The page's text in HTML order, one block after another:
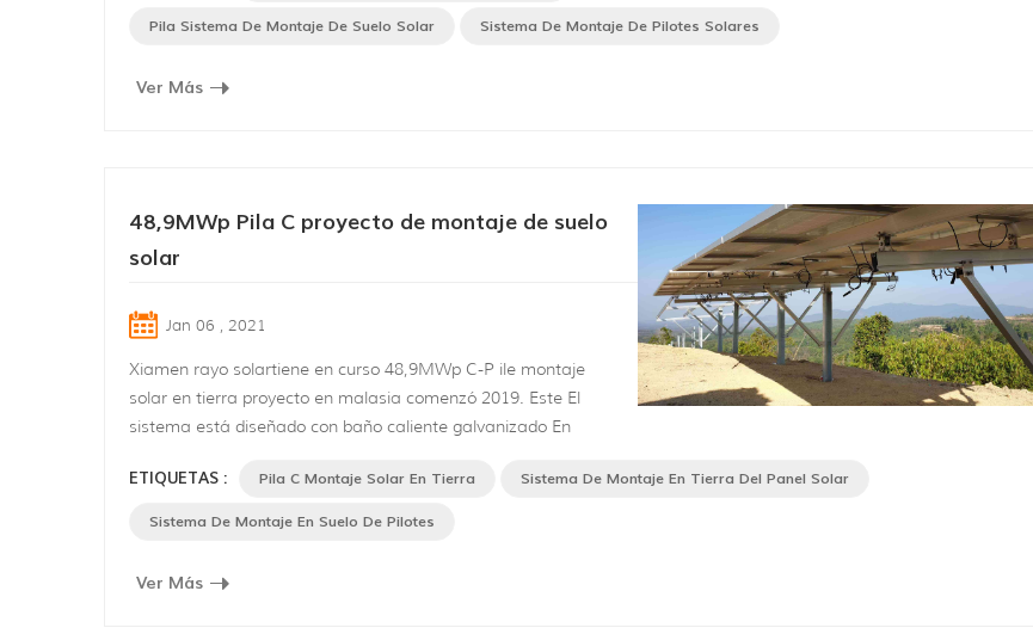
Vietnam y aplicada APS estructura de montaje solar de pilotes
Pila Sistema De Montaje De Suelo Solar Sistema De Montaje De Pilotes Solares
Ver Más
48,9MWp Pila C proyecto de montaje de suelo
solar
Jan 06 , 2021
Xiamen rayo solartiene en curso 48,9MWp C-P ile montaje
solar en tierra proyecto en malasia comenzó 2019. Este El
sistema está diseñado con baño caliente galvanizado En
anodizado como soporte , aplicable tanto a terreno llano como
a pendientes, especialmente área de pendiente s, con 25 años
ETIQUETAS : Pila C Montaje Solar En Tierra Sistema De Montaje En Tierra Del Panel Solar
Sistema De Montaje En Suelo De Pilotes
Ver Más